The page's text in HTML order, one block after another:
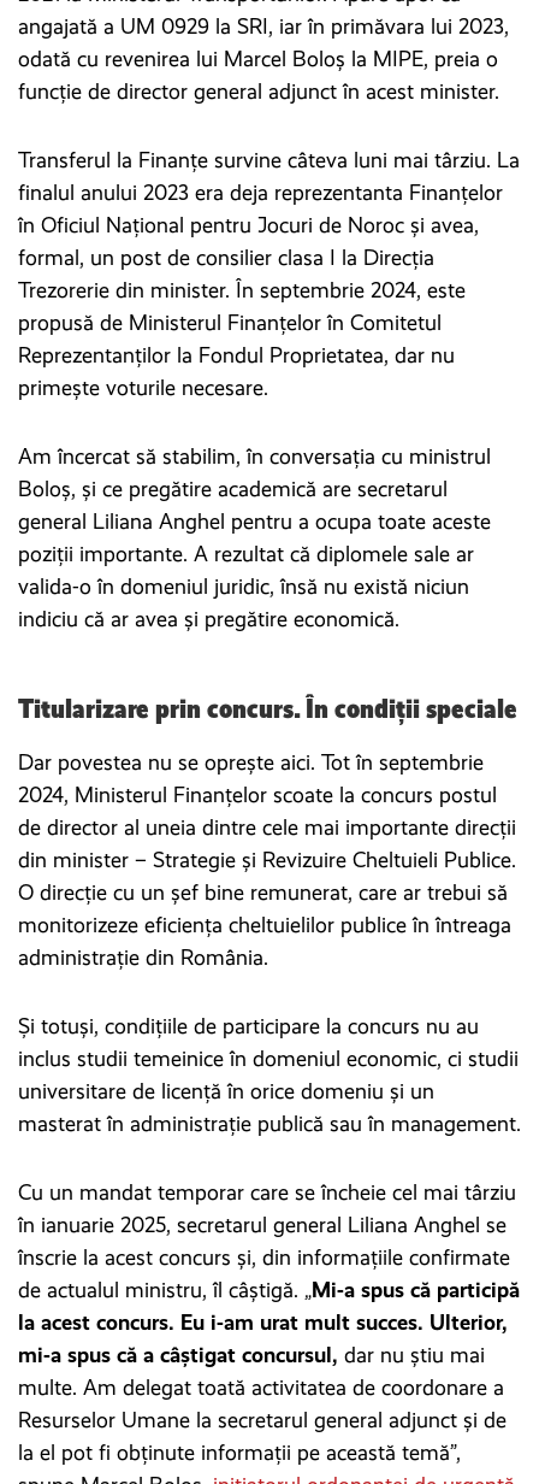
angajată a UM 0929 la SRI, iar în primăvara lui 2023,
odată cu revenirea lui Marcel Boloș la MIPE, preia o
funcție de director general adjunct în acest minister.
Transferul la Finanțe survine câteva luni mai târziu. La
finalul anului 2023 era deja reprezentanta Finanțelor
în Oficiul Național pentru Jocuri de Noroc și avea,
formal, un post de consilier clasa I la Direcția
Trezorerie din minister. În septembrie 2024, este
propusă de Ministerul Finanțelor în Comitetul
Reprezentanților la Fondul Proprietatea, dar nu
primește voturile necesare.
Am încercat să stabilim, în conversația cu ministrul
Boloș, și ce pregătire academică are secretarul
general Liliana Anghel pentru a ocupa toate aceste
poziții importante. A rezultat că diplomele sale ar
valida-o în domeniul juridic, însă nu există niciun
indiciu că ar avea și pregătire economică.
Titularizare prin concurs. În condiții speciale
Dar povestea nu se oprește aici. Tot în septembrie
2024, Ministerul Finanțelor scoate la concurs postul
de director al uneia dintre cele mai importante direcții
din minister – Strategie și Revizuire Cheltuieli Publice.
O direcție cu un șef bine remunerat, care ar trebui să
monitorizeze eficiența cheltuielilor publice în întreaga
administrație din România.
Și totuși, condițiile de participare la concurs nu au
inclus studii temeinice în domeniul economic, ci studii
universitare de licență în orice domeniu și un
masterat în administrație publică sau în management.
Cu un mandat temporar care se încheie cel mai târziu
în ianuarie 2025, secretarul general Liliana Anghel se
înscrie la acest concurs și, din informațiile confirmate
de actualul ministru, îl câștigă. „Mi-a spus că participă
la acest concurs. Eu i-am urat mult succes. Ulterior,
mi-a spus că a câștigat concursul, dar nu știu mai
multe. Am delegat toată activitatea de coordonare a
Resurselor Umane la secretarul general adjunct și de
la el pot fi obținute informații pe această temă”,